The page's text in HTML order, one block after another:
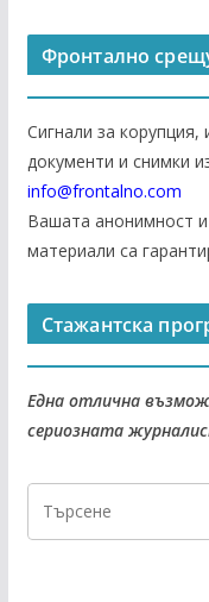
Фронтално
Сигнали за
документи и снимки
info@frontalno.com
Вашата анонимност и
материали са
Стажантска
Една отлична
сериозната